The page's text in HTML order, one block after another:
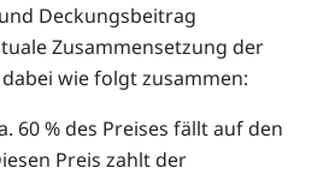
Deckungsbeitrag
Zusammensetzung der
wie folgt zusammen:
60 % des Preises fällt auf den
Preis zahlt der